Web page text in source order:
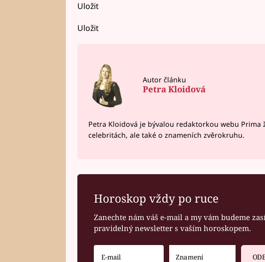
Uložit
Uložit
Autor článku
Petra Kloidová
Petra Kloidová je bývalou redaktorkou webu Prima
celebritách, ale také o znameních zvěrokruhu.
Horoskop vždy po ruce
Zanechte nám váš e-mail a my vám budeme
pravidelný newsletter s vaším horoskopem.